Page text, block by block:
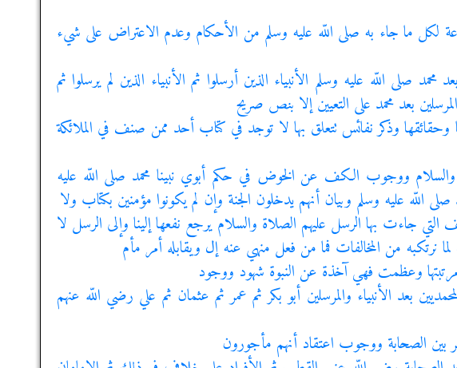
لكل ما جاء به صلى اللّه عليه وسلم من الأحكام وعدم الاعتراض على شيء
صلى اللّه عليه وسلم الأنبياء الذين أرسلوا ثم الأنبياء الذين لم يرسلوا ثم
بعد محمد على التعيين إلا بنص صريح
وحقائقها وذكر نفائس تتعلق بها لا توجد في كتاب أحد ممن صنف في الملائكة
والسلام ووجوب الكف عن الخوض في حكم أبوي نبينا محمد صلى اللّه عليه
اللّه عليه وسلم وبيان أنهم يدخلون الجنة وإن لم يكونوا مؤمنين بكتاب ولا
التي جاءت بها الرسل عليهم الصلاة والسلام يرجع نفعها إلينا وإلى الرسل لا
نرتكبه من المخالفات فما من فعل منهي عنه إل ويقابله أمر مأم
وعظمت فهي آخذة عن النبوة شهود ووجود
بعد الأنبياء والمرسلين أبو بكر ثم عمر ثم عثمان ثم علي رضي اللّه عنهم
بين الصحابة ووجوب اعتقاد أنهم مأجورون